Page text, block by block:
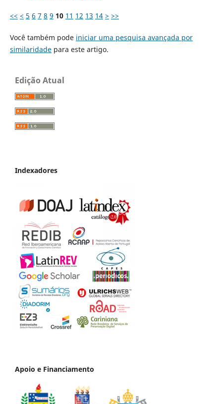
<< < 5 6 7 8 9 10 11 12 13 14 > >>
Você também pode iniciar uma pesquisa avançada por
similaridadepara este artigo.
Edição Atual
Indexadores
Apoio e Financiamento